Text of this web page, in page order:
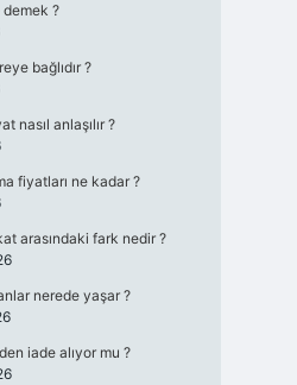
demek ?
bağlıdır ?
nasıl anlaşılır ?
fiyatları ne kadar ?
arasındaki fark nedir ?
nerede yaşar ?
iade alıyor mu ?